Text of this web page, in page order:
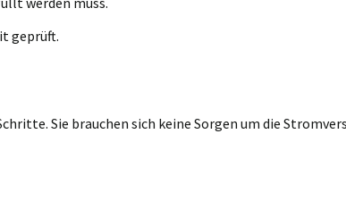
geprüft.
Sie brauchen sich keine Sorgen um die